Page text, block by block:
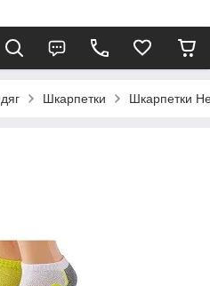
Шкарпетки Шкарпетки